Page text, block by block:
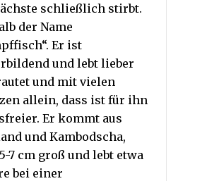
schließlich stirbt.
der Name
Er ist
und lebt lieber
und mit vielen
allein, dass ist für ihn
Er kommt aus
und Kambodscha,
7 cm groß und lebt etwa
bei einer